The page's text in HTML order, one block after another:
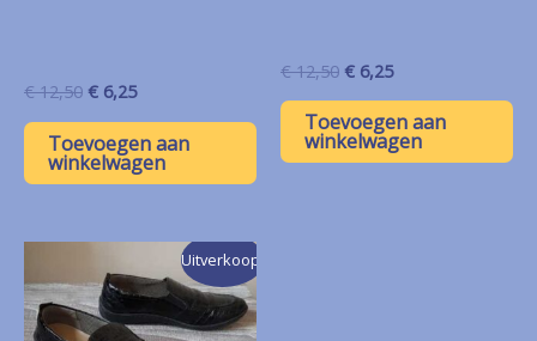
€12,50 Oorspronkelijke
was:
€ 12,50.
€ 6,25Huidige
is:
€ 6,25.
Toevoegen aan
winkelwagen
€12,50 Oorspronkelijke
was:
€ 12,50.
€ 6,25Huidige
is:
€ 6,25.
Toevoegen aan
winkelwagen
Uitverkoop!